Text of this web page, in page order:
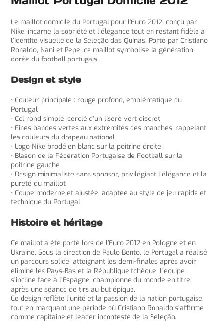
Le maillot domicile du Portugal pour l’Euro 2012, conçu par
Nike, incarne la sobriété et l’élégance tout en restant fidèle à
l’identité visuelle de la Seleção das Quinas. Porté par Cristiano
Ronaldo, Nani et Pepe, ce maillot symbolise la génération
dorée du football portugais.
Design et style
• Couleur principale : rouge profond, emblématique du
Portugal
• Col rond simple, cerclé d’un liseré vert discret
• Fines bandes vertes aux extrémités des manches, rappelant
les couleurs du drapeau national
• Logo Nike brodé en blanc sur la poitrine droite
• Blason de la Fédération Portugaise de Football sur la
poitrine gauche
• Design minimaliste sans sponsor, privilégiant l’élégance et la
pureté du maillot
• Coupe moderne et ajustée, adaptée au style de jeu rapide et
technique du Portugal
Histoire et héritage
Ce maillot a été porté lors de l’Euro 2012 en Pologne et en
Ukraine. Sous la direction de Paulo Bento, le Portugal a réalisé
un parcours solide, atteignant les demi-finales après avoir
éliminé les Pays-Bas et la République tchèque. L’équipe
s’incline face à l’Espagne, championne du monde en titre,
après une séance de tirs au but épique.
Ce design reflète l’unité et la passion de la nation portugaise,
tout en marquant une période où Cristiano Ronaldo s’affirme
comme capitaine et leader incontesté de la Seleção.